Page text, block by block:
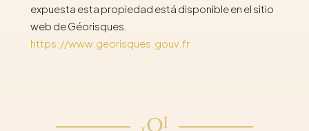
expuesta esta propiedad está disponible en el sitio
web de Géorisques.
https://www.georisques.gouv.fr